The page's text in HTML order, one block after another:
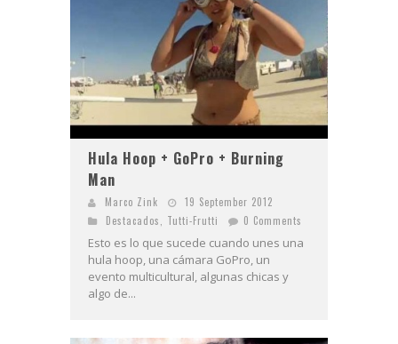
Hula Hoop + GoPro + Burning
Man
Marco Zink
19 September 2012
Destacados
Tutti-Frutti 0 Comments
Esto es lo que sucede cuando unes una
hula hoop, una cámara GoPro, un
evento multicultural, algunas chicas y
algo de...